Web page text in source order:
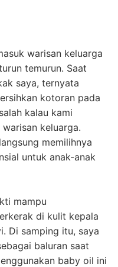
warisan keluarga
temurun. Saat
saya, ternyata
kotoran pada
kalau kami
keluarga.
memilihnya
untuk anak-anak
mampu
di kulit kepala
Di samping itu, saya
baluran saat
baby oil ini